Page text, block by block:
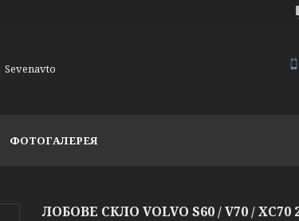
Sevenavto
ФОТОГАЛЕРЕЯ
ЛОБОВЕ СКЛО VOLVO S60 / V70 / XC70